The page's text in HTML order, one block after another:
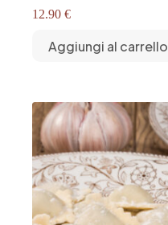
12.90 €
Aggiungi al carrello